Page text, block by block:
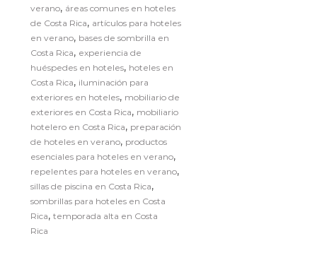
verano, áreas comunes en hoteles
de Costa Rica, artículos para hoteles
en verano, bases de sombrilla en
Costa Rica, experiencia de
huéspedes en hoteles, hoteles en
Costa Rica, iluminación para
exteriores en hoteles, mobiliario de
exteriores en Costa Rica, mobiliario
hotelero en Costa Rica, preparación
de hoteles en verano, productos
esenciales para hoteles en verano,
repelentes para hoteles en verano,
sillas de piscina en Costa Rica,
sombrillas para hoteles en Costa
Rica,temporada alta en Costa
Rica